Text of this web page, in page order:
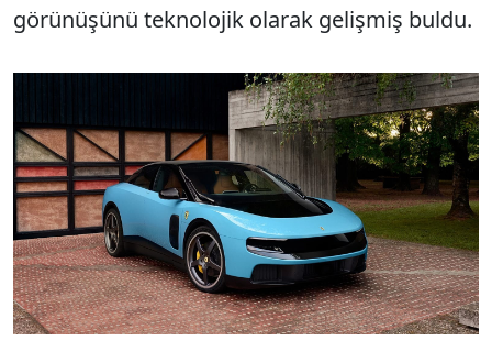
görünüşünü teknolojik olarak gelişmiş buldu.